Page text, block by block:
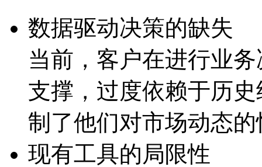
数据驱动决策的缺失
当前，客户在进行业
支撑，过度依赖于历
制了他们对市场动态
现有工具的局限性